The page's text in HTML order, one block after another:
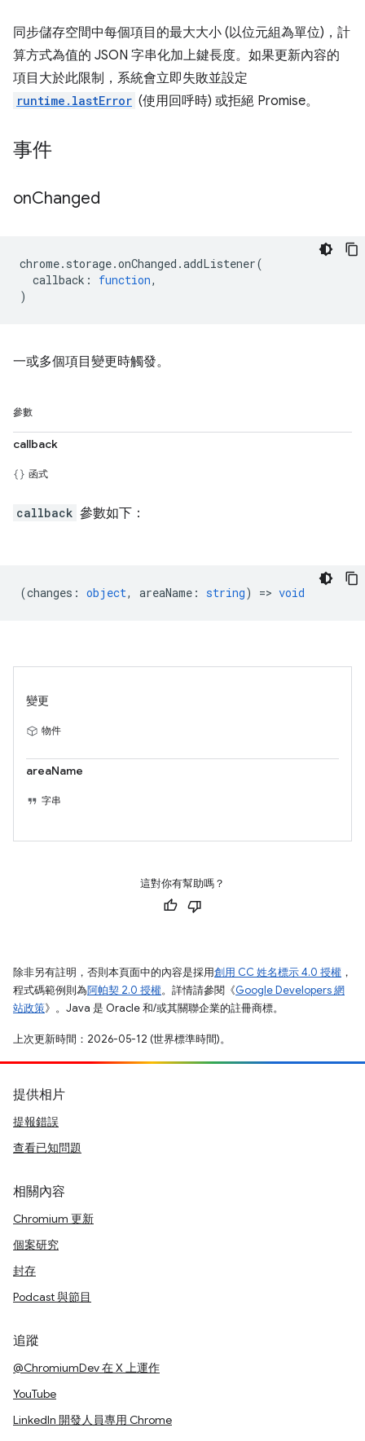
同步儲存空間中每個項目的最大大小 (以位元組為單位)，計
算方式為值的 JSON 字串化加上鍵長度。如果更新內容的
項目大於此限制，系統會立即失敗並設定
runtime.lastError (使用回呼時) 或拒絕 Promise。
事件
onChanged
chrome. storage.onChanged .addListener(
callback : function,
)
一或多個項目變更時觸發。
參數
callback
函式
callback 參數如下：
(changes : object, areaName : string) => void
變更
物件
areaName
字串
這對你有幫助嗎？
除非另有註明，否則本頁面中的內容是採用創用 CC 姓名標示 4.0 授權 ，
程式碼範例則為阿帕契 2.0 授權。詳情請參閱《Google Developers 網
站政策》。Java 是 Oracle 和/或其關聯企業的註冊商標。
上次更新時間：2026-05-12 (世界標準時間)。
提供相片
提報錯誤
查看已知問題
相關內容
Chromium 更新
個案研究
封存
Podcast 與節目
追蹤
@ChromiumDev 在 X 上運作
YouTube
LinkedIn 開發人員專用 Chrome